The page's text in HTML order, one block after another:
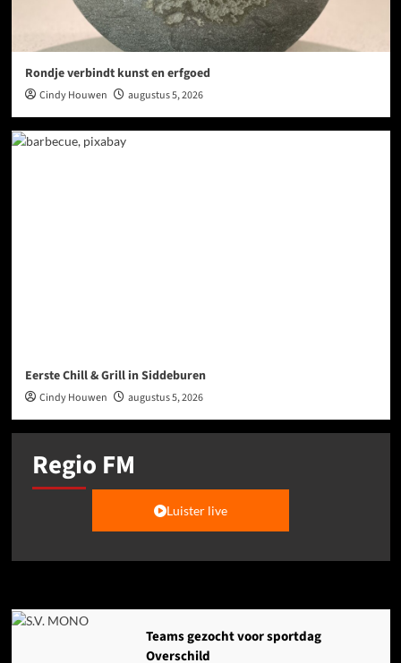
Rondje verbindt kunst en erfgoed
Cindy Houwen augustus 5, 2026
Eerste Chill & Grill in Siddeburen
Cindy Houwen augustus 5, 2026
Regio FM
Luister live
Agenda
Teams gezocht voor sportdag
Overschild